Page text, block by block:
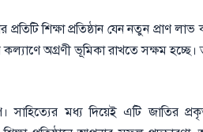
শিক্ষা প্রতিষ্ঠান যেন নতুন প্রাণ লাভ
অগ্রণী ভূমিকা রাখতে সক্ষম
সাহিত্যের মধ্য দিয়েই এটি জাতির